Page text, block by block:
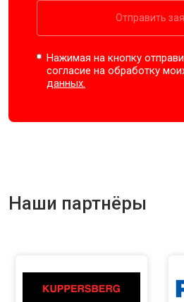
Отправить
Нажимая на кнопку
согласие на обработку
данных.
Наши партнёры